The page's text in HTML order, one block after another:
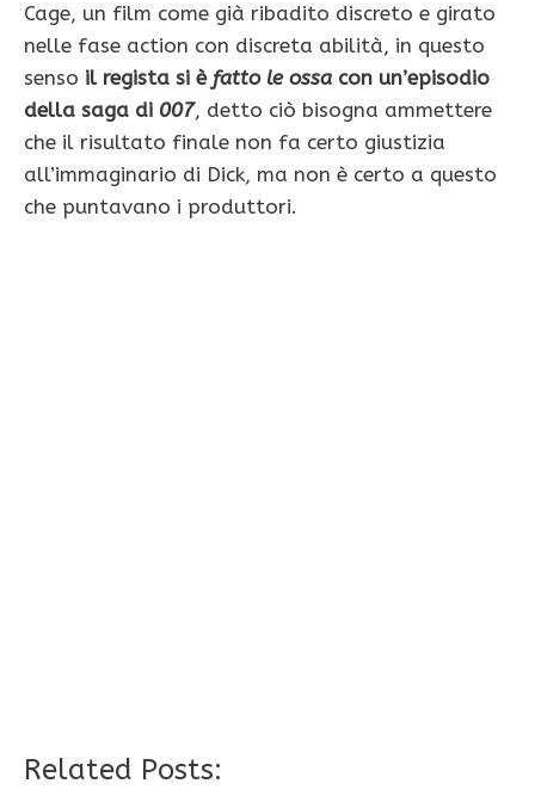
Cage, un film come già ribadito discreto e girato
nelle fase action con discreta abilità, in questo
senso il regista si è fatto le ossa con un’episodio
della saga di 007, detto ciò bisogna ammettere
che il risultato finale non fa certo giustizia
all’immaginario di Dick, ma non è certo a questo
che puntavano i produttori.
Related Posts: